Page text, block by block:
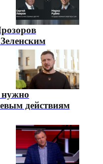
действиям